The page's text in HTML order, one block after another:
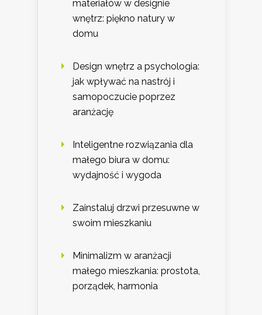
materiałów w designie
wnętrz: piękno natury w
domu
Design wnętrz a psychologia:
jak wpływać na nastrój i
samopoczucie poprzez
aranżację
Inteligentne rozwiązania dla
małego biura w domu:
wydajność i wygoda
Zainstaluj drzwi przesuwne w
swoim mieszkaniu
Minimalizm w aranżacji
małego mieszkania: prostota,
porządek, harmonia